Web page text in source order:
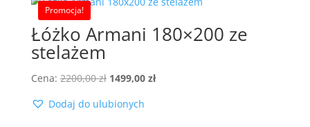
Promocja!
Łóżko Armani 180×200 ze
stelażem
Cena: 2200,00zł Pierwotna
wynosiła:
1499,00 złAktualna
Dodaj do ulubionych